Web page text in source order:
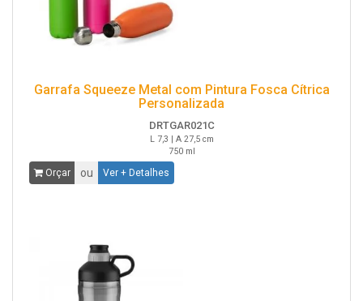
Garrafa Squeeze Metal com Pintura Fosca Cítrica
Personalizada
DRTGAR021C
L 7,3 | A 27,5 cm
750 ml
Orçar ou Ver + Detalhes